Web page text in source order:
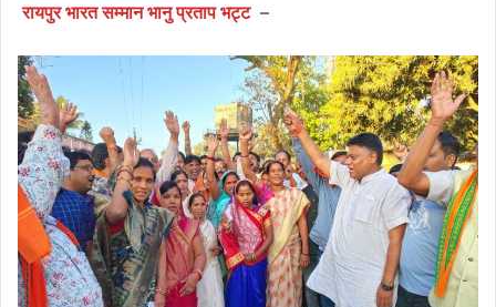
रायपुर भारत सम्मान भानु प्रताप भट्ट –